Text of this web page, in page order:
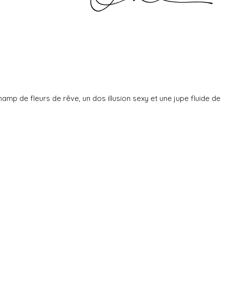
de fleurs de rêve, un dos illusion sexy et une jupe fluide de